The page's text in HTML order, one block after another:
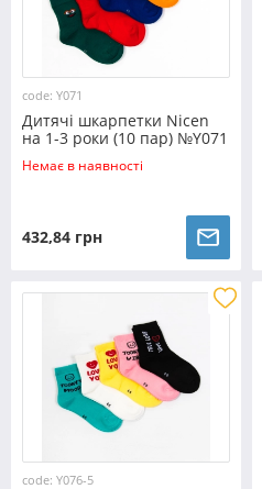
code: Y071
Дитячі шкарпетки Nicen
на 1-3 роки (10 пар) №Y071
Немає в наявності
432,84 грн
code: Y076-5